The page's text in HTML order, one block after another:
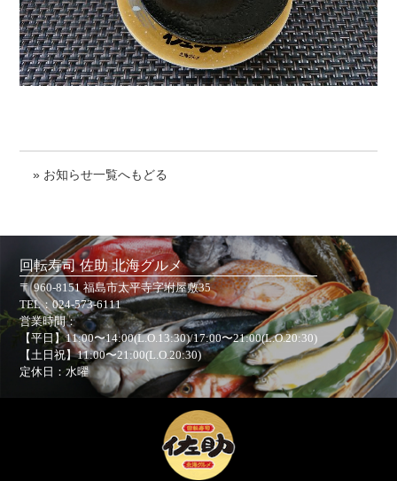
» お知らせ一覧へもどる
回転寿司 佐助 北海グルメ
〒 960-8151 福島市太平寺字坿屋敷35
TEL：024-573-6111
営業時間：
【平日】11:00〜14:00(L.O.13:30)/17:00〜21:00(L.O.20:30)
【土日祝】11:00〜21:00(L.O.20:30)
定休日：水曜